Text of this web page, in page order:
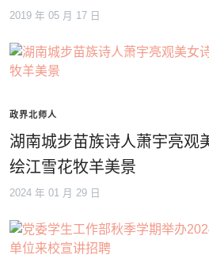
2019 年 05 月 17 日
政界北师人
湖南城步苗族诗人萧宇亮观
绘江雪花牧羊美景
2024 年 01 月 29 日